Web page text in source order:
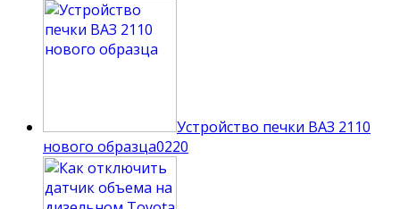
Устройство печки ВАЗ 2110
нового образца0220